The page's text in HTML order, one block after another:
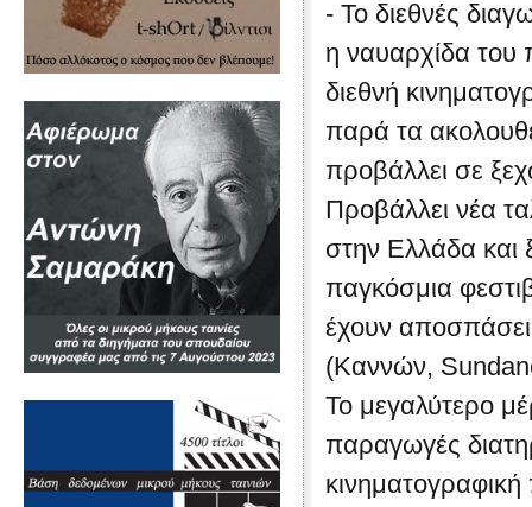
- Το διεθνές
η ναυαρχίδα του
διεθνή
παρά τα
προβάλλει σε
Προβάλλει νέα
στην Ελλάδα και
παγκόσμια
έχουν αποσπάσει
(Καννών,
Το μεγαλύτερο
παραγωγές